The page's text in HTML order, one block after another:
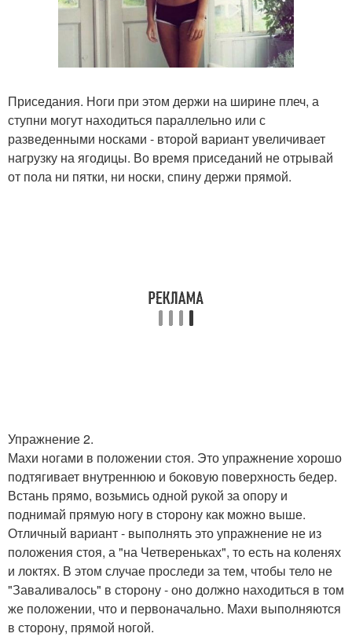
Приседания. Ноги при этом держи на ширине плеч, а
ступни могут находиться параллельно или с
разведенными носками - второй вариант увеличивает
нагрузку на ягодицы. Во время приседаний не отрывай
от пола ни пятки, ни носки, спину держи прямой.
Упражнение 2.
Махи ногами в положении стоя. Это упражнение хорошо
подтягивает внутреннюю и боковую поверхность бедер.
Встань прямо, возьмись одной рукой за опору и
поднимай прямую ногу в сторону как можно выше.
Отличный вариант - выполнять это упражнение не из
положения стоя, а "на Четвереньках", то есть на коленях
и локтях. В этом случае проследи за тем, чтобы тело не
"Заваливалось" в сторону - оно должно находиться в том
же положении, что и первоначально. Махи выполняются
в сторону, прямой ногой.